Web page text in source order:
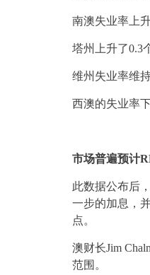
南澳失业率上
塔州上升了0.3
维州失业率维
西澳的失业率
市场普遍预计
此数据公布后
一步的加息，
点。
澳财长Jim
范围。